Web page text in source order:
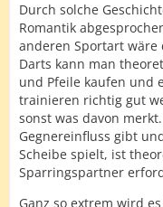
Durch solche
Romantik
anderen Sportart
Darts kann man
und Pfeile kaufen und
trainieren richtig gut
sonst was davon
Gegnereinfluss gibt
Scheibe spielt, ist
Sparringspartner
Ganz so extrem wird